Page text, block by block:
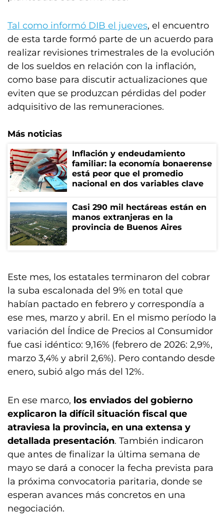
Tal como informó DIB el jueves, el encuentro
de esta tarde formó parte de un acuerdo para
realizar revisiones trimestrales de la evolución
de los sueldos en relación con la inflación,
como base para discutir actualizaciones que
eviten que se produzcan pérdidas del poder
adquisitivo de las remuneraciones.
Más noticias
Inflación y endeudamiento
familiar: la economía bonaerense
está peor que el promedio
nacional en dos variables clave
Casi 290 mil hectáreas están en
manos extranjeras en la
provincia de Buenos Aires
Este mes, los estatales terminaron del cobrar
la suba escalonada del 9% en total que
habían pactado en febrero y correspondía a
ese mes, marzo y abril. En el mismo período la
variación del Índice de Precios al Consumidor
fue casi idéntico: 9,16% (febrero de 2026: 2,9%,
marzo 3,4% y abril 2,6%). Pero contando desde
enero, subió algo más del 12%.
En ese marco, los enviados del gobierno
explicaron la difícil situación fiscal que
atraviesa la provincia, en una extensa y
detallada presentación. También indicaron
que antes de finalizar la última semana de
mayo se dará a conocer la fecha prevista para
la próxima convocatoria paritaria, donde se
esperan avances más concretos en una
negociación.